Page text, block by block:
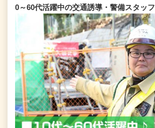
0～60代活躍中の交通誘導・警備スタッフ